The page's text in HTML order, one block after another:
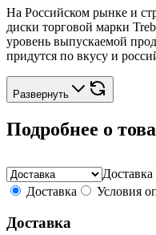
На Российском рынке и
диски торговой марки
уровень выпускаемой
придутся по вкусу и
Развернуть
Подробнее о
Доставка
Доставка Условия
Доставка